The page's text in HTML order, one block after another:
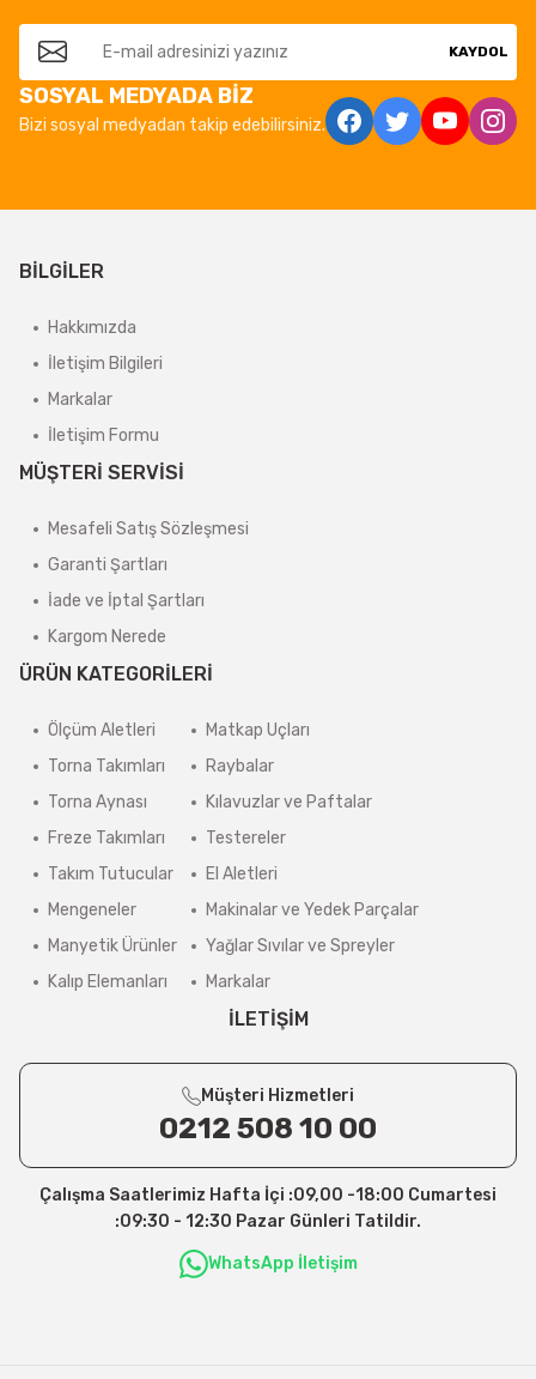
KAYDOL
SOSYAL MEDYADA BİZ
Bizi sosyal medyadan takip edebilirsiniz.
BİLGİLER
Hakkımızda
İletişim Bilgileri
Markalar
İletişim Formu
MÜŞTERİ SERVİSİ
Mesafeli Satış Sözleşmesi
Garanti Şartları
İade ve İptal Şartları
Kargom Nerede
ÜRÜN KATEGORİLERİ
Ölçüm Aletleri
Torna Takımları
Torna Aynası
Freze Takımları
Takım Tutucular
Mengeneler
Manyetik Ürünler
Kalıp Elemanları
Matkap Uçları
Raybalar
Kılavuzlar ve Paftalar
Testereler
El Aletleri
Makinalar ve Yedek Parçalar
Yağlar Sıvılar ve Spreyler
Markalar
İLETİŞİM
Müşteri Hizmetleri
0212 508 10 00
Çalışma Saatlerimiz Hafta İçi :09,00 -18:00 Cumartesi
:09:30 - 12:30 Pazar Günleri Tatildir.
WhatsApp İletişim